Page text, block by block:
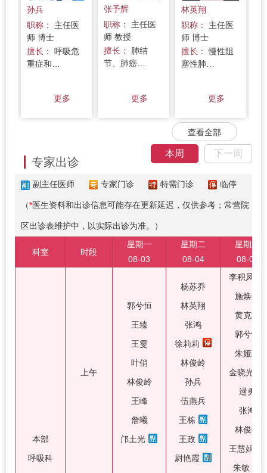
孙兵
职称：
主任医
师 博士
擅长： 呼吸危
重症和…
更多
张予辉
职称：
主任医
师 教授
擅长： 肺结
节、肺癌…
更多
林英翔
职称：
主任医
师 博士
擅长：慢性阻
塞性肺…
更多
查看全部
本周 下一周
专家出诊
副主任医师 专家门诊 特需门诊 临停
（*医生资料和出诊信息可能存在更新延迟，仅供参考；常营院
区出诊表维护中，以实际出诊为准。）
科室 时段
星期一
08-03
星期二
08-04
星期三
08-05
本部
呼吸科
上午
郭兮恒
王臻
王雯
叶俏
林俊岭
王峰
詹曦
邝土光
杨苏乔
林英翔
张鸿
徐莉莉
林俊岭
孙兵
伍燕兵
王栋
王政
尉艳霞
李积凤
施焕中
黄克武
郭兮恒
朱娅玲
金晓光
逯勇
张鸿
林俊岭
王慧娟
朱敏